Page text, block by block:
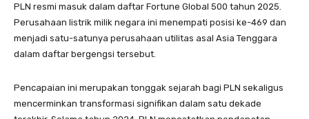
PLN resmi masuk dalam daftar Fortune Global 500 tahun 2025.
Perusahaan listrik milik negara ini menempati posisi ke-469 dan
menjadi satu-satunya perusahaan utilitas asal Asia Tenggara
dalam daftar bergengsi tersebut.
Pencapaian ini merupakan tonggak sejarah bagi PLN sekaligus
mencerminkan transformasi signifikan dalam satu dekade